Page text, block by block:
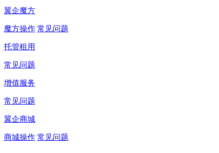
翼企魔方
魔方操作 常见问题
托管租用
常见问题
增值服务
常见问题
翼企商城
商城操作 常见问题